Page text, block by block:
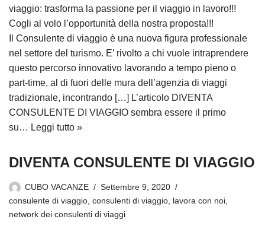
viaggio: trasforma la passione per il viaggio in lavoro!!!
Cogli al volo l’opportunità della nostra proposta!!!
Il Consulente di viaggio è una nuova figura professionale
nel settore del turismo. E’ rivolto a chi vuole intraprendere
questo percorso innovativo lavorando a tempo pieno o
part-time, al di fuori delle mura dell’agenzia di viaggi
tradizionale, incontrando […] L’articolo DIVENTA
CONSULENTE DI VIAGGIO sembra essere il primo
su… Leggi tutto »
DIVENTA CONSULENTE DI VIAGGIO
CUBO VACANZE
Settembre 9, 2020
consulente di viaggio consulenti di viaggio lavora con noi
network dei consulenti di viaggi